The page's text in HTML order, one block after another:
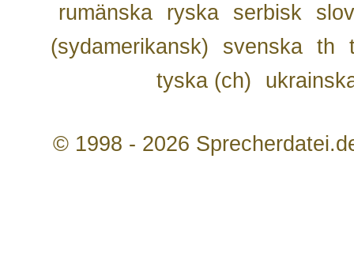
rumänska
ryska serbisk
(sydamerikansk)
svenska th
tyska (ch)
© 1998 - 2026